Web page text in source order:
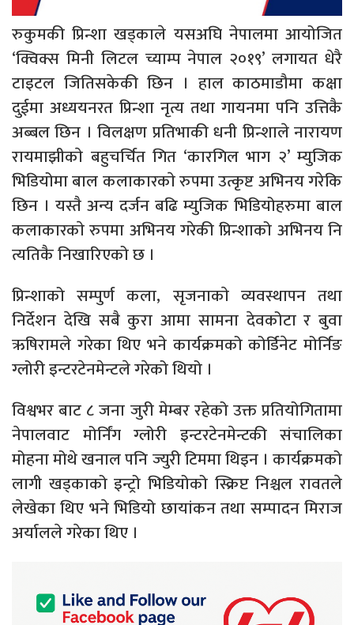
रुकुमकी प्रिन्शा खड्काले यसअघि नेपालमा आयोजित
‘क्विक्स मिनी लिटल च्याम्प नेपाल २०१९’ लगायत धेरै
टाइटल जितिसकेकी छिन । हाल काठमाडौमा कक्षा
दुईमा अध्ययनरत प्रिन्शा नृत्य तथा गायनमा पनि उत्तिकै
अब्बल छिन । विलक्षण प्रतिभाकी धनी प्रिन्शाले नारायण
रायमाझीकाे बहुचर्चित गित ‘कारगिल भाग २’ म्युजिक
भिडियोमा बाल कलाकारकाे रुपमा उत्कृष्ट अभिनय गरेकि
छिन । यस्तै अन्य दर्जन बढि म्युजिक भिडियोहरुमा बाल
कलाकारकाे रुपमा अभिनय गरेकी प्रिन्शाको अभिनय नि
त्यतिकै निखारिएको छ ।
प्रिन्शाको सम्पुर्ण कला, सृजनाकाे व्यवस्थापन तथा
निर्देशन देखि सबै कुरा आमा सामना देवकोटा र बुवा
ऋषिरामले गरेका थिए भने कार्यक्रमको कोर्डिनेट मोर्निङ
ग्लोरी इन्टरटेनमेन्टले गरेको थियो ।
विश्वभर बाट ८ जना जुरी मेम्बर रहेको उक्त प्रतियोगितामा
नेपालवाट मोर्निंग ग्लोरी इन्टरटेनमेन्टकी संचालिका
मोहना मोथे खनाल पनि ज्युरी टिममा थिइन । कार्यक्रमको
लागी खड्काको इन्ट्रो भिडियोको स्क्रिप्ट निश्चल रावतले
लेखेका थिए भने भिडियो छायांकन तथा सम्पादन मिराज
अर्यालले गरेका थिए ।